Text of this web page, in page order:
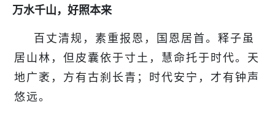
万水千山，好照本来
百丈清规，素重报恩，国恩居首。释子虽
居山林，但皮囊依于寸土，慧命托于时代。天
地广袤 ，方有古刹长青；时代安宁，才有钟声
悠远。